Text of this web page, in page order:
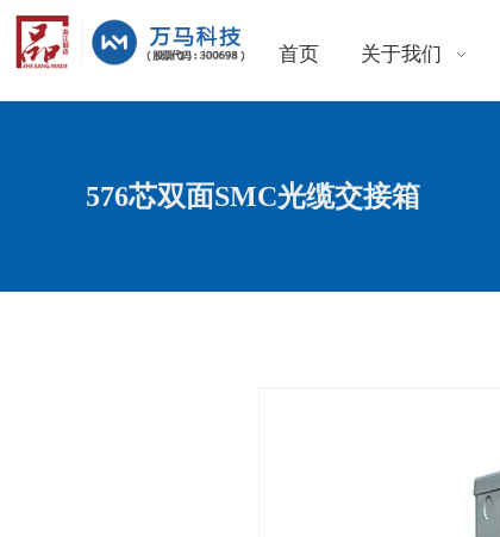
首页 关于我们
576芯双面SMC光缆交接箱